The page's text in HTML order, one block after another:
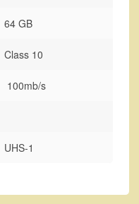
64 GB
Class 10
100mb/s
UHS-1